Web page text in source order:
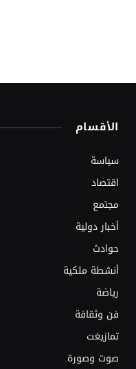
الأقسام
سياسة
اقتصاد
مجتمع
أخبار دولية
حوادث
أنشطة ملكية
رياضة
فن وثقافة
تمازيغت
صوت وصورة